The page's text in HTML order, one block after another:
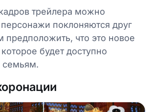
трейлера можно
персонажи поклоняются друг
что это новое
будет доступно
семьям.